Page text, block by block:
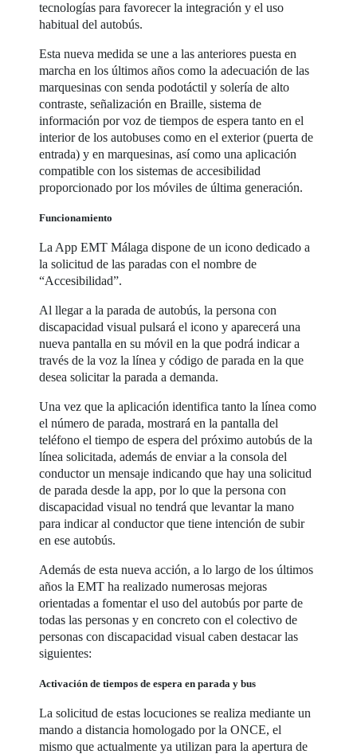
tecnologías para favorecer la integración y el uso
habitual del autobús.
Esta nueva medida se une a las anteriores puesta en
marcha en los últimos años como la adecuación de las
marquesinas con senda podotáctil y solería de alto
contraste, señalización en Braille, sistema de
información por voz de tiempos de espera tanto en el
interior de los autobuses como en el exterior (puerta de
entrada) y en marquesinas, así como una aplicación
compatible con los sistemas de accesibilidad
proporcionado por los móviles de última generación.
Funcionamiento
La App EMT Málaga dispone de un icono dedicado a
la solicitud de las paradas con el nombre de
“Accesibilidad”.
Al llegar a la parada de autobús, la persona con
discapacidad visual pulsará el icono y aparecerá una
nueva pantalla en su móvil en la que podrá indicar a
través de la voz la línea y código de parada en la que
desea solicitar la parada a demanda.
Una vez que la aplicación identifica tanto la línea como
el número de parada, mostrará en la pantalla del
teléfono el tiempo de espera del próximo autobús de la
línea solicitada, además de enviar a la consola del
conductor un mensaje indicando que hay una solicitud
de parada desde la app, por lo que la persona con
discapacidad visual no tendrá que levantar la mano
para indicar al conductor que tiene intención de subir
en ese autobús.
Además de esta nueva acción, a lo largo de los últimos
años la EMT ha realizado numerosas mejoras
orientadas a fomentar el uso del autobús por parte de
todas las personas y en concreto con el colectivo de
personas con discapacidad visual caben destacar las
siguientes:
Activación de tiempos de espera en parada y bus
La solicitud de estas locuciones se realiza mediante un
mando a distancia homologado por la ONCE, el
mismo que actualmente ya utilizan para la apertura de